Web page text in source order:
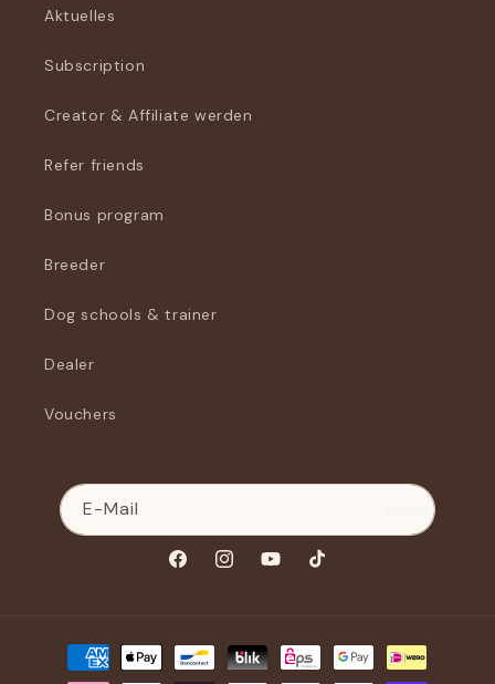
Aktuelles
Subscription
Creator & Affiliate werden
Refer friends
Bonus program
Breeder
Dog schools & trainer
Dealer
Vouchers
E-Mail Registrieren
FacebookInstagramYouTubeTikTok
Zahlungsmethoden